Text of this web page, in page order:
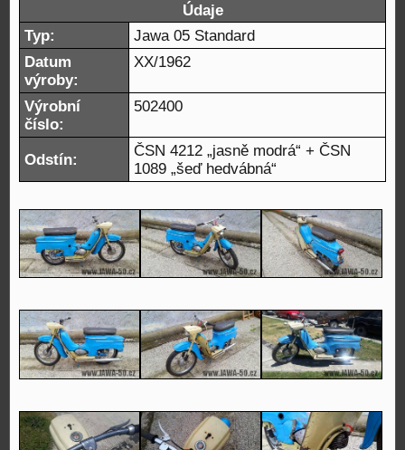
Údaje
Typ:
Jawa 05 Standard
Datum
výroby:
XX/1962
Výrobní
číslo:
502400
Odstín:
ČSN 4212 „jasně modrá“ + ČSN
1089 „šeď hedvábná“